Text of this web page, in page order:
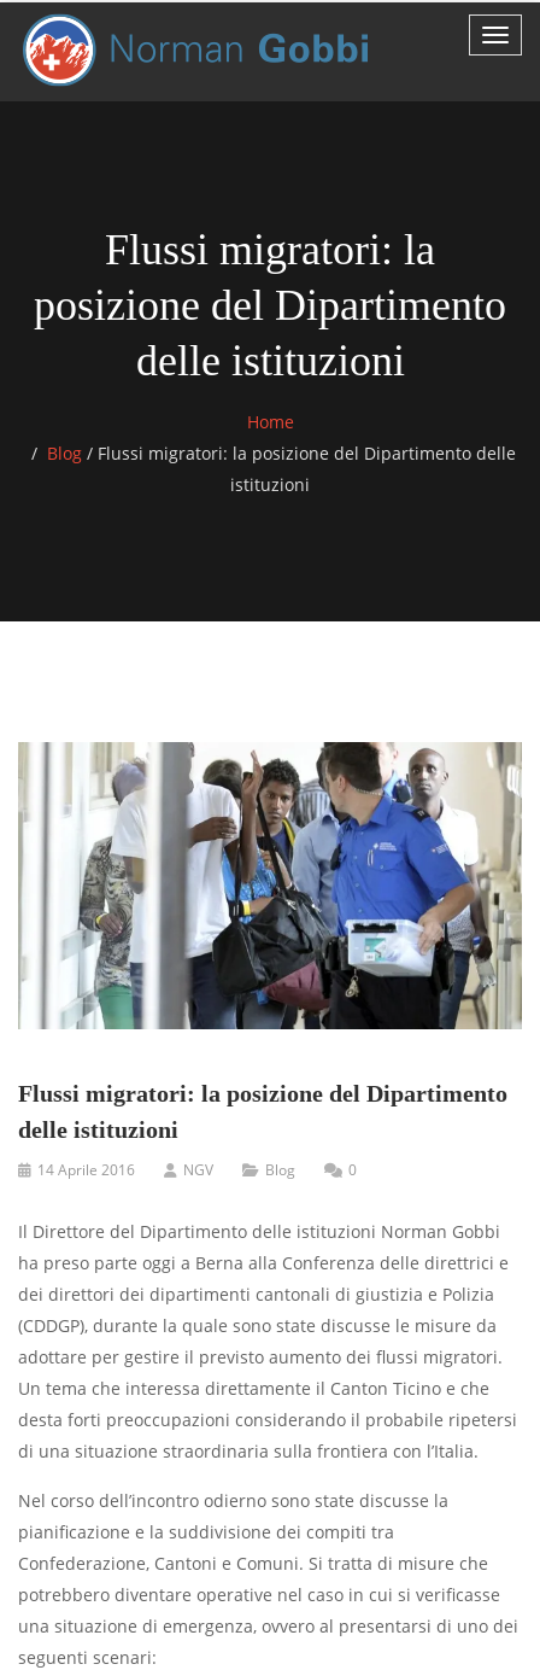
Flussi migratori: la
posizione del Dipartimento
delle istituzioni
Home
Blog /Flussi migratori: la posizione del Dipartimento delle
istituzioni
Flussi migratori: la posizione del Dipartimento
delle istituzioni
14 Aprile 2016 NGV Blog 0
Il Direttore del Dipartimento delle istituzioni Norman Gobbi
ha preso parte oggi a Berna alla Conferenza delle direttrici e
dei direttori dei dipartimenti cantonali di giustizia e Polizia
(CDDGP), durante la quale sono state discusse le misure da
adottare per gestire il previsto aumento dei flussi migratori.
Un tema che interessa direttamente il Canton Ticino e che
desta forti preoccupazioni considerando il probabile ripetersi
di una situazione straordinaria sulla frontiera con l’Italia.
Nel corso dell’incontro odierno sono state discusse la
pianificazione e la suddivisione dei compiti tra
Confederazione, Cantoni e Comuni. Si tratta di misure che
potrebbero diventare operative nel caso in cui si verificasse
una situazione di emergenza, ovvero al presentarsi di uno dei
seguenti scenari: